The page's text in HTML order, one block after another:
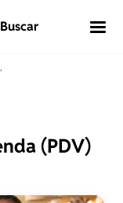
Buscar
(PDV)